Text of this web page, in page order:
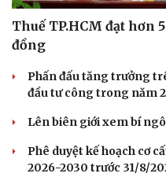
Thuế TP.HCM đạt hơn
đồng
Phấn đấu tăng trưởng
đầu tư công trong năm
Lên biên giới xem bí
Phê duyệt kế hoạch cơ
2026-2030 trước 31/8/